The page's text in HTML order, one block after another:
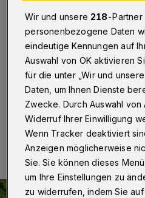
Landtagsabgeordeten Bell,
dieser Einstufung ist der
dem Weg zur Realisierung
letzten Liste von 2011 fehlte
Vorentwurfes noch eine
Prioritätsstufe.
17.07.2015 , 10:52 Uhr Eine
Wir und unsere 218-
personenbezogene Daten
eindeutige Kennungen auf
Auswahl von OK aktivieren
für die unter „Wir und
Daten, um Ihnen Dienste
Zwecke. Durch Auswahl
Widerruf Ihrer Einwilligung
Wenn Tracker deaktiviert
Anzeigen möglicherweise
Sie. Sie können dieses
um Ihre Einstellungen zu
zu widerrufen, indem Sie